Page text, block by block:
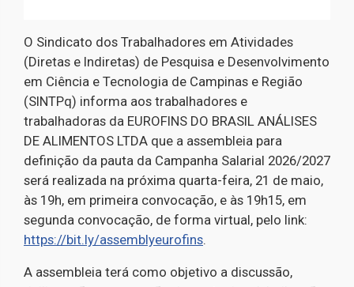
O Sindicato dos Trabalhadores em Atividades
(Diretas e Indiretas) de Pesquisa e Desenvolvimento
em Ciência e Tecnologia de Campinas e Região
(SINTPq) informa aos trabalhadores e
trabalhadoras da EUROFINS DO BRASIL ANÁLISES
DE ALIMENTOS LTDA que a assembleia para
definição da pauta da Campanha Salarial 2026/2027
será realizada na próxima quarta-feira, 21 de maio,
às 19h, em primeira convocação, e às 19h15, em
segunda convocação, de forma virtual, pelo link:
https://bit.ly/assemblyeurofins.
A assembleia terá como objetivo a discussão,